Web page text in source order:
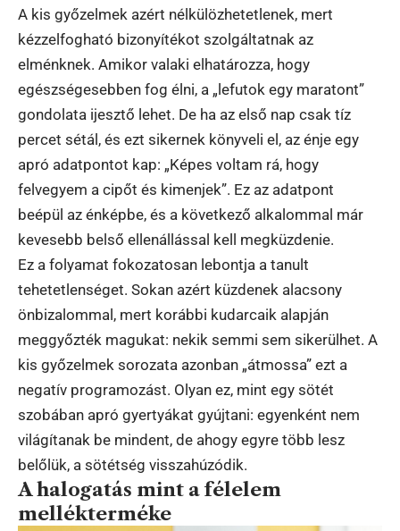
A kis győzelmek azért nélkülözhetetlenek, mert
kézzelfogható bizonyítékot szolgáltatnak az
elménknek. Amikor valaki elhatározza, hogy
egészségesebben fog élni, a „lefutok egy maratont”
gondolata ijesztő lehet. De ha az első nap csak tíz
percet sétál, és ezt sikernek könyveli el, az énje egy
apró adatpontot kap: „Képes voltam rá, hogy
felvegyem a cipőt és kimenjek”. Ez az adatpont
beépül az énképbe, és a következő alkalommal már
kevesebb belső ellenállással kell megküzdenie.
Ez a folyamat fokozatosan lebontja a tanult
tehetetlenséget. Sokan azért küzdenek alacsony
önbizalommal, mert korábbi kudarcaik alapján
meggyőzték magukat: nekik semmi sem sikerülhet. A
kis győzelmek sorozata azonban „átmossa” ezt a
negatív programozást. Olyan ez, mint egy sötét
szobában apró gyertyákat gyújtani: egyenként nem
világítanak be mindent, de ahogy egyre több lesz
belőlük, a sötétség visszahúzódik.
A halogatás mint a félelem
mellékterméke